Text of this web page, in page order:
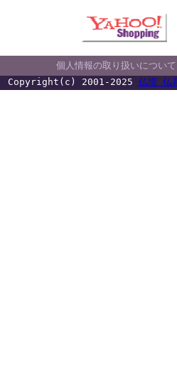
個人情報の取り扱いについて
Copyright(c) 2001-2025 仏壇 仏